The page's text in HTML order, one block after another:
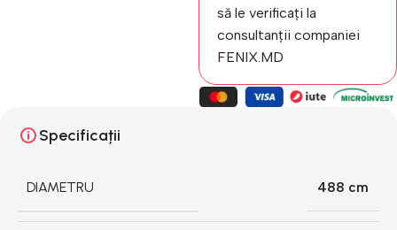
să le verificați la
consultanții companiei
FENIX.MD
Specificații
DIAMETRU 488 cm